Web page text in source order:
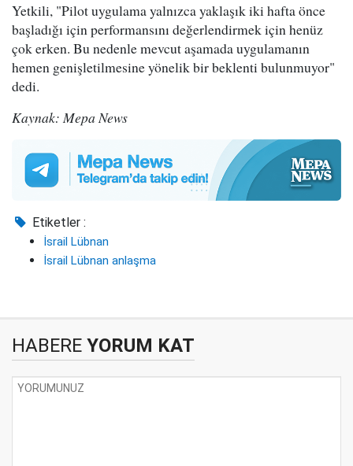
Yetkili, "Pilot uygulama yalnızca yaklaşık iki hafta önce
başladığı için performansını değerlendirmek için henüz
çok erken. Bu nedenle mevcut aşamada uygulamanın
hemen genişletilmesine yönelik bir beklenti bulunmuyor"
dedi.
Kaynak: Mepa News
Etiketler :
İsrail Lübnan
İsrail Lübnan anlaşma
HABERE YORUM KAT